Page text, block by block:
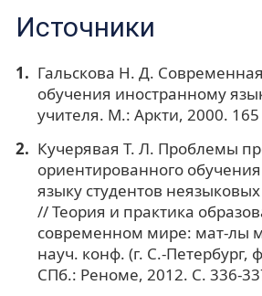
Источники
Гальскова Н. Д.
обучения иностранному
учителя. М.: Аркти, 2000. 165
Кучерявая Т. Л. Проблемы
ориентированного
языку студентов
// Теория и практика
современном мире: мат-лы
науч. конф. (г. С.-Петербург,
СПб.: Реноме, 2012. С. 336-